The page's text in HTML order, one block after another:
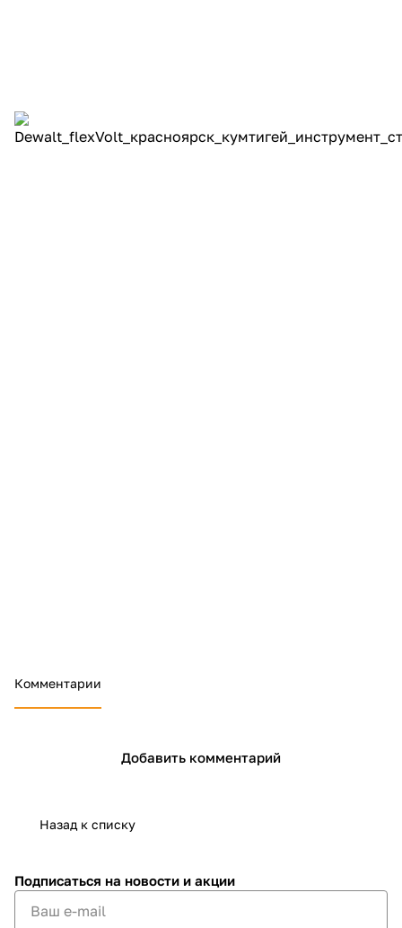
Комментарии
Добавить комментарий
Назад к списку
Подписаться на новости и акции